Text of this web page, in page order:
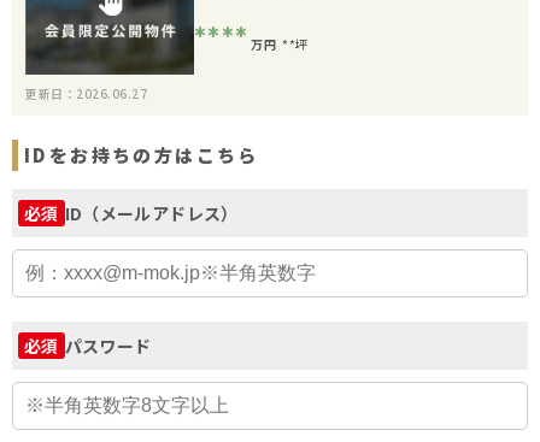
更新日：2026.06.27
**** 万円 **坪
IDをお持ちの方はこちら
必須 ID（メールアドレス）
必須 パスワード